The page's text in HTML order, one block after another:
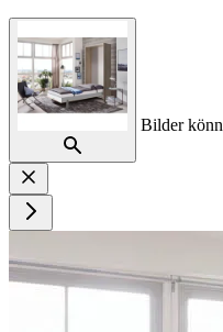
Bilder